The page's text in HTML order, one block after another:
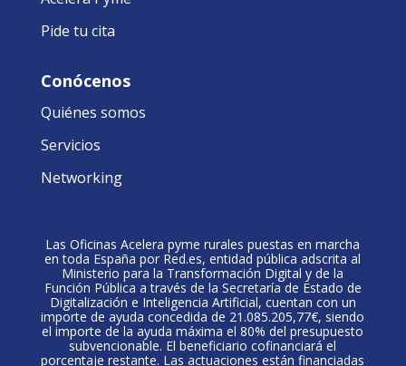
Pide tu cita
Conócenos
Quiénes somos
Servicios
Networking
Las Oficinas Acelera pyme rurales puestas en marcha
en toda España por Red.es, entidad pública adscrita al
Ministerio para la Transformación Digital y de la
Función Pública a través de la Secretaría de Estado de
Digitalización e Inteligencia Artificial, cuentan con un
importe de ayuda concedida de 21.085.205,77€, siendo
el importe de la ayuda máxima el 80% del presupuesto
subvencionable. El beneficiario cofinanciará el
porcentaje restante. Las actuaciones están financiadas